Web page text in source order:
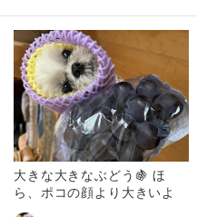
大きな大きなぶどう🍇 ほ
ら、ポコの顔より大きいよ